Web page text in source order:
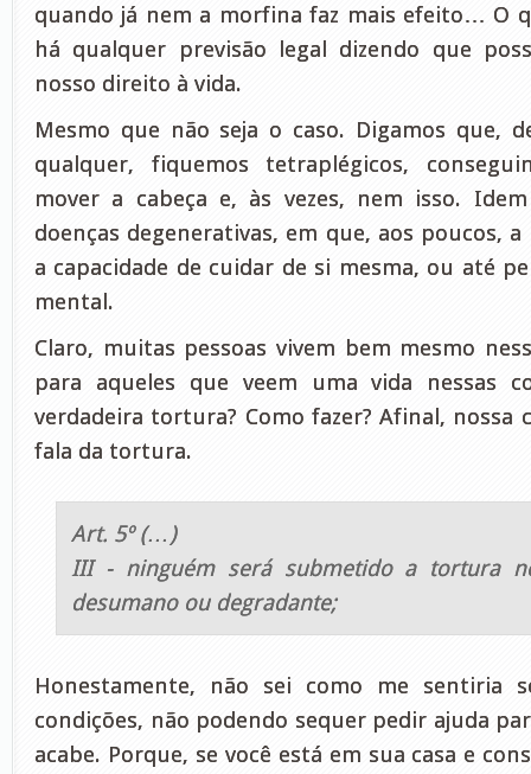
quando já nem a morfina faz mais efeito… O
há qualquer previsão legal dizendo que
nosso direito à vida.
Mesmo que não seja o caso. Digamos que,
qualquer, fiquemos tetraplégicos,
mover a cabeça e, às vezes, nem isso.
doenças degenerativas, em que, aos poucos,
a capacidade de cuidar de si mesma, ou até
mental.
Claro, muitas pessoas vivem bem mesmo
para aqueles que veem uma vida nessas
verdadeira tortura? Como fazer? Afinal, nossa
fala da tortura.
Art. 5º (…)
III - ninguém será submetido a tortura
desumano ou degradante;
Honestamente, não sei como me sentiria
condições, não podendo sequer pedir ajuda
acabe. Porque, se você está em sua casa e